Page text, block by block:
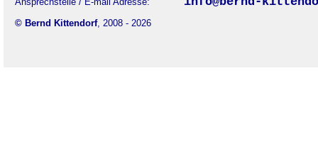
© Bernd Kittendorf, 2008 - 2026